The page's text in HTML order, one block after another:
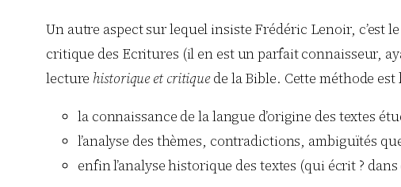
Un autre aspect sur lequel insiste Frédéric Lenoir,
critique des Ecritures (il en est un parfait connaisseur,
lecture historique et critiquede la Bible. Cette méthode est
la connaissance de la langue d’origine des textes
l’analyse des thèmes, contradictions, ambiguïtés
enfin l’analyse historique des textes (qui écrit ?